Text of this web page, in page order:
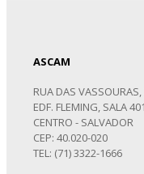
ASCAM
RUA DAS VASSOURAS,
EDF. FLEMING, SALA 401
CENTRO - SALVADOR
CEP: 40.020-020
TEL: (71) 3322-1666